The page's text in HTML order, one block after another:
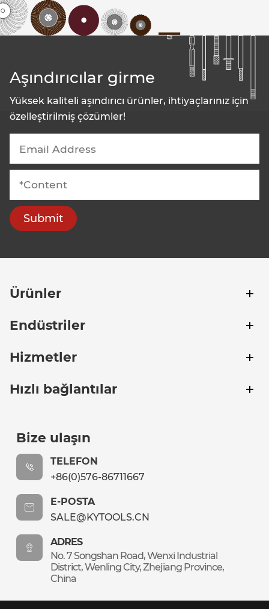
Aşındırıcılar girme
Yüksek kaliteli aşındırıcı ürünler, ihtiyaçlarınız için
özelleştirilmiş çözümler!
Submit
Ürünler
Endüstriler
Hizmetler
Hızlı bağlantılar
Bize ulaşın
TELEFON
+86(0)576-86711667
E-POSTA
SALE@KYTOOLS.CN
ADRES
No. 7 Songshan Road, Wenxi Industrial
District, Wenling City, Zhejiang Province,
China